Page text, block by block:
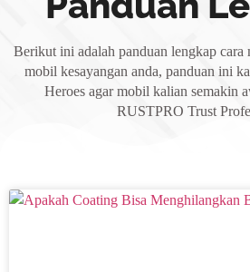
Berikut ini adalah panduan lengkap cara
mobil kesayangan anda, panduan ini
Heroes agar mobil kalian semakin
RUSTPRO Trust